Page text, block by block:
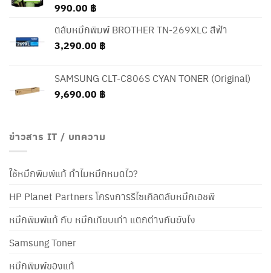
990.00 ฿
ตลับหมึกพิมพ์ BROTHER TN-269XLC สีฟ้า
3,290.00 ฿
SAMSUNG CLT-C806S CYAN TONER (Original)
9,690.00 ฿
ข่าวสาร IT / บทความ
ใช้หมึกพิมพ์แท้ ทำไมหมึกหมดไว?
HP Planet Partners โครงการรีไซเคิลตลับหมึกเอชพี
หมึกพิมพ์แท้ กับ หมึกเทียบเท่า แตกต่างกันยังไง
Samsung Toner
หมึกพิมพ์ของแท้